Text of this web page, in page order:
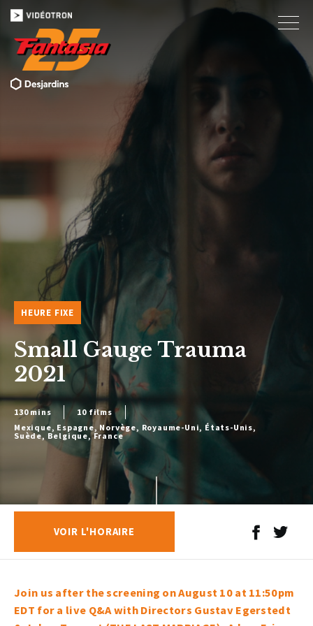
HEURE FIXE
Small Gauge Trauma
2021
130 mins
10 films
Mexique, Espagne, Norvège, Royaume-Uni, États-Unis,
Suède, Belgique, France
VOIR L'HORAIRE
Join us after the screening on August 10 at 11:50pm
EDT for a live Q&A with Directors Gustav Egerstedt